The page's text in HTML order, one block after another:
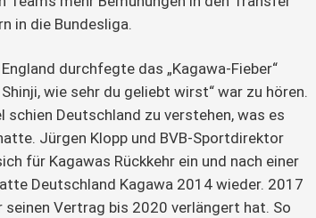
in die Bundesliga.
durchfegte das „Kagawa-Fieber“
wie sehr du geliebt wirst“ war zu hören.
schien Deutschland zu verstehen, was es
Jürgen Klopp und BVB-Sportdirektor
für Kagawas Rückkehr ein und nach einer
Deutschland Kagawa 2014 wieder. 2017
seinen Vertrag bis 2020 verlängert hat. So